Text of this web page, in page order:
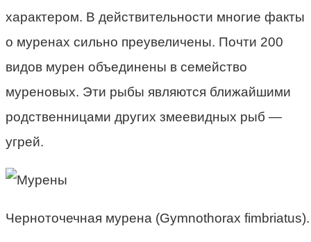
характером. В действительности многие факты
о муренах сильно преувеличены. Почти 200
видов мурен объединены в семейство
муреновых. Эти рыбы являются ближайшими
родственницами других змеевидных рыб —
угрей.
Черноточечная мурена (Gymnothorax fimbriatus).